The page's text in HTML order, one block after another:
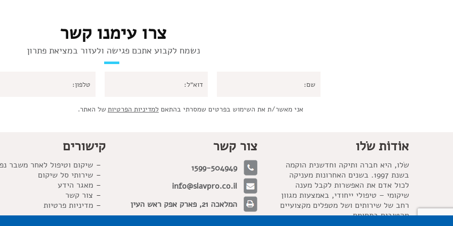
צרו עימנו קשר
נשמח לקבוע אתכם פגישה ולעזור במציאת פתרון
אני מאשר/ת את השימוש בפרטים שמסרתי בהתאם למדיניות הפרטיות של האתר.
אוֹדוֹת שׂלו
שׂלו, היא חברה ותיקה וחדשנית הוקמה
בשנת 1997. בשנים האחרונות מעניקה
לכול אדם את האפשרות לקבל מענה
שיקומי – טיפולי ייחודי, באמצעות מגוון
רחב של שירותים ושל מטפלים מקצועיים
מהטובים בתחומם.
צור קשר
1599-504949
info@slavpro.co.il
המלאכה 21, פארק אפק ראש העין
קישורים
שיקום וטיפול לאחר משבר
שירותי סל שיקום
מאגר הידע
צור קשר
מדיניות פרטיות